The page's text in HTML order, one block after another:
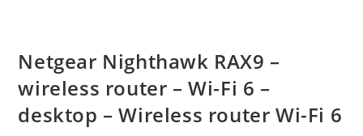
Netgear Nighthawk RAX9 –
wireless router – Wi-Fi 6 –
desktop – Wireless router Wi-Fi 6